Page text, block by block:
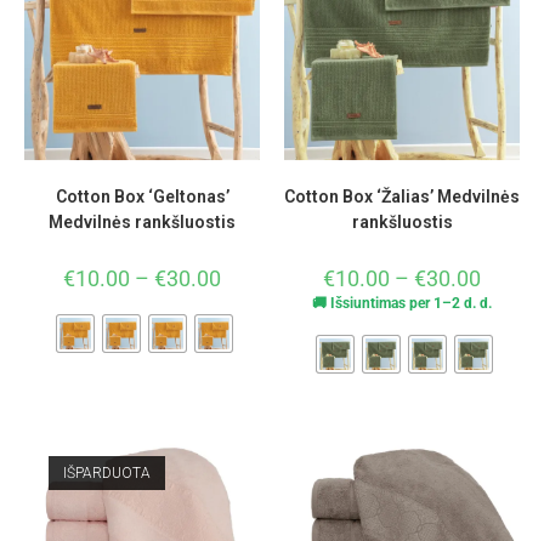
Cotton Box ‘Geltonas’
Medvilnės rankšluostis
€10.00 – €30.00
Cotton Box ‘Žalias’ Medvilnės
rankšluostis
€10.00 – €30.00
🚚 Išsiuntimas per 1–2 d. d.
IŠPARDUOTA